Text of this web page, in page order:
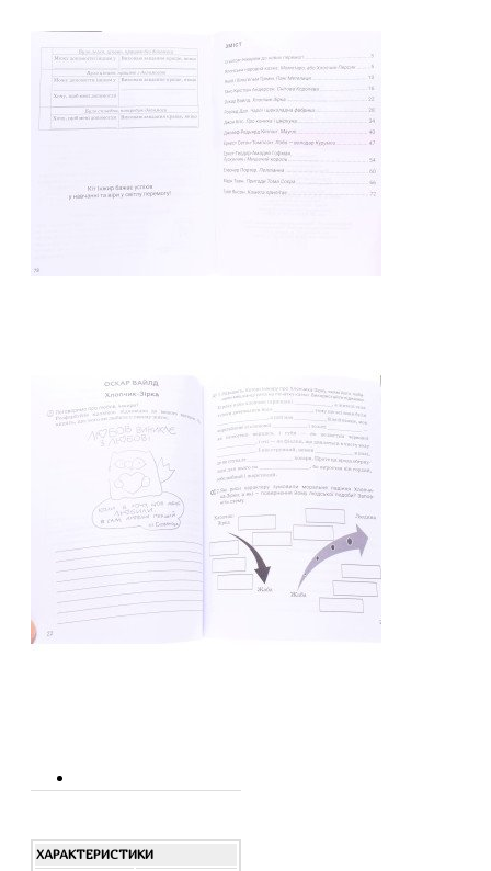
ХАРАКТЕРИСТИКИ